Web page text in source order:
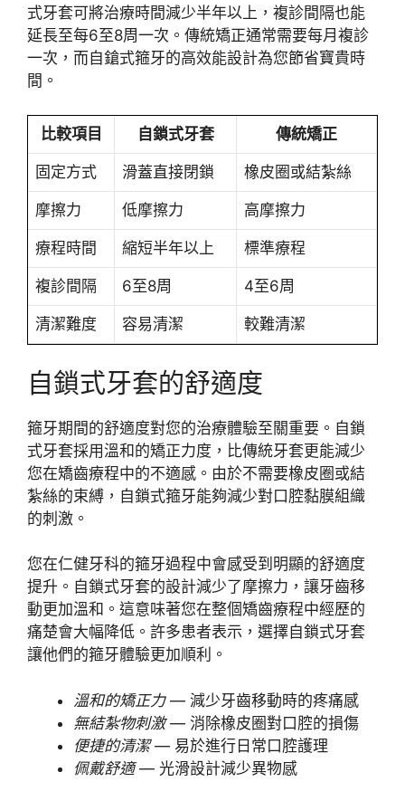
式牙套可將治療時間減少半年以上，複診間隔也能
延長至每6至8周一次。傳統矯正通常需要每月複診
一次，而自鎗式箍牙的高效能設計為您節省寶貴時
間。
比較項目 自鎖式牙套 傳統矯正
固定方式 滑蓋直接閉鎖 橡皮圈或結紮絲
摩擦力 低摩擦力 高摩擦力
療程時間 縮短半年以上 標準療程
複診間隔 6至8周 4至6周
清潔難度 容易清潔 較難清潔
自鎖式牙套的舒適度
箍牙期間的舒適度對您的治療體驗至關重要。自鎖
式牙套採用溫和的矯正力度，比傳統牙套更能減少
您在矯齒療程中的不適感。由於不需要橡皮圈或結
紮絲的束縛，自鎖式箍牙能夠減少對口腔黏膜組織
的刺激。
您在仁健牙科的箍牙過程中會感受到明顯的舒適度
提升。自鎖式牙套的設計減少了摩擦力，讓牙齒移
動更加溫和。這意味著您在整個矯齒療程中經歷的
痛楚會大幅降低。許多患者表示，選擇自鎖式牙套
讓他們的箍牙體驗更加順利。
溫和的矯正力— 減少牙齒移動時的疼痛感
無結紮物刺激— 消除橡皮圈對口腔的損傷
便捷的清潔— 易於進行日常口腔護理
佩戴舒適— 光滑設計減少異物感